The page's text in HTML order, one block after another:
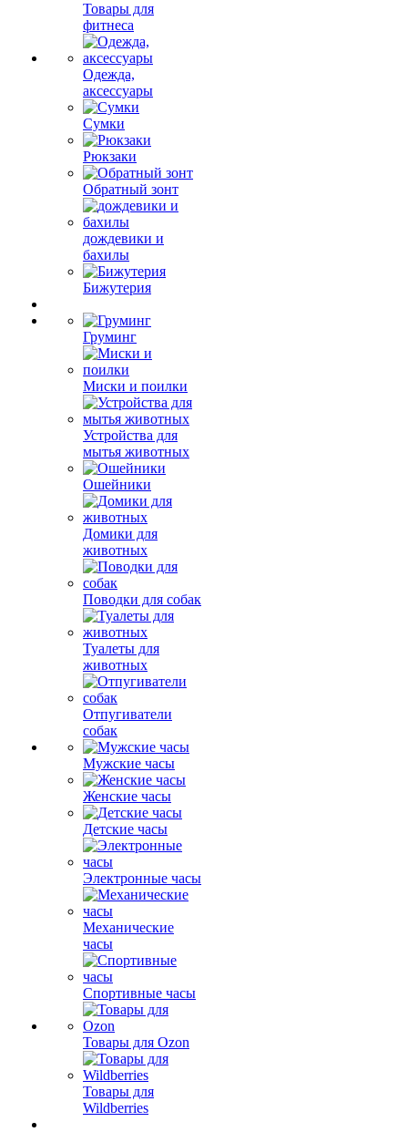
Товары для
фитнеса
Одежда,
аксессуары
Сумки
Рюкзаки
Обратный зонт
дождевики и
бахилы
Бижутерия
Груминг
Миски и поилки
Устройства для
мытья животных
Ошейники
Домики для
животных
Поводки для собак
Туалеты для
животных
Отпугиватели
собак
Мужские часы
Женские часы
Детские часы
Электронные часы
Механические
часы
Спортивные часы
Товары для Ozon
Товары для
Wildberries